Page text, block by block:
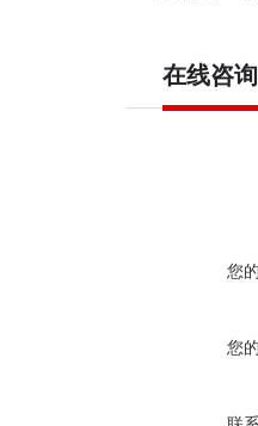
在线咨询
您
您